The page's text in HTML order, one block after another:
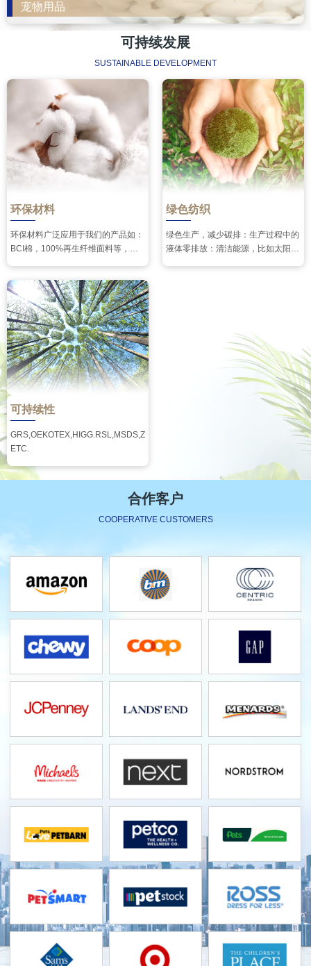
宠物用品
可持续发展
SUSTAINABLE DEVELOPMENT
环保材料
环保材料广泛应用于我们的产品如：
BCI棉，100%再生纤维面料等，提
绿色纺织
绿色生产，减少碳排：生产过程中的
液体零排放：清洁能源，比如太阳
可持续性
GRS,OEKOTEX,HIGG.RSL,MSDS,ZDHC,
ETC.
合作客户
COOPERATIVE CUSTOMERS